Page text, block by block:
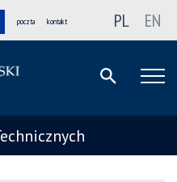
poczta kontakt PL EN